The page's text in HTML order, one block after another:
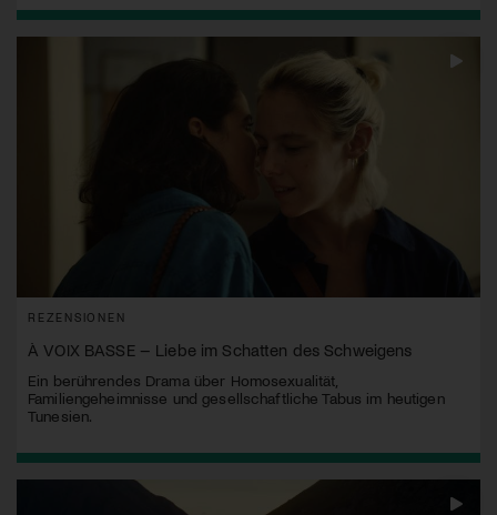
REZENSIONEN
À VOIX BASSE – Liebe im Schatten des Schweigens
Ein berührendes Drama über Homosexualität,
Familiengeheimnisse und gesellschaftliche Tabus im heutigen
Tunesien.